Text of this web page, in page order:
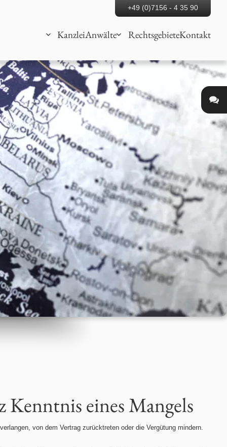
+49 (0)7156 - 4 35 90
KanzleiAnwälte RechtsgebieteKontakt
eines Mangels
von dem Vertrag zurücktreten oder die Vergütung mindern.